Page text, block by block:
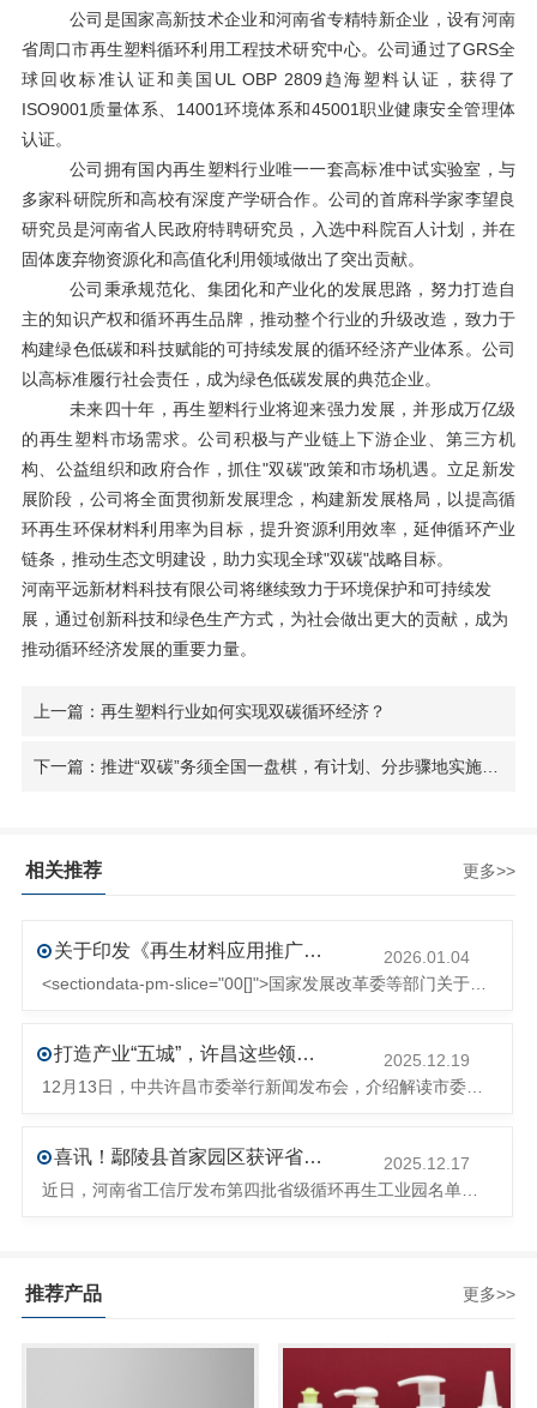
公司是国家高新技术企业和河南省专精特新企业，设有河南
省周口市再生塑料循环利用工程技术研究中心。公司通过了GRS全
球回收标准认证和美国UL OBP 2809趋海塑料认证，获得了
ISO9001质量体系、14001环境体系和45001职业健康安全管理体
认证。
公司拥有国内再生塑料行业唯一一套高标准中试实验室，与
多家科研院所和高校有深度产学研合作。公司的首席科学家李望良
研究员是河南省人民政府特聘研究员，入选中科院百人计划，并在
固体废弃物资源化和高值化利用领域做出了突出贡献。
公司秉承规范化、集团化和产业化的发展思路，努力打造自
主的知识产权和循环再生品牌，推动整个行业的升级改造，致力于
构建绿色低碳和科技赋能的可持续发展的循环经济产业体系。公司
以高标准履行社会责任，成为绿色低碳发展的典范企业。
未来四十年，再生塑料行业将迎来强力发展，并形成万亿级
的再生塑料市场需求。公司积极与产业链上下游企业、第三方机
构、公益组织和政府合作，抓住"双碳"政策和市场机遇。立足新发
展阶段，公司将全面贯彻新发展理念，构建新发展格局，以提高循
环再生环保材料利用率为目标，提升资源利用效率，延伸循环产业
链条，推动生态文明建设，助力实现全球"双碳"战略目标。
河南平远新材料科技有限公司将继续致力于环境保护和可持续发
展，通过创新科技和绿色生产方式，为社会做出更大的贡献，成为
推动循环经济发展的重要力量。
上一篇：再生塑料行业如何实现双碳循环经济？
下一篇：推进“双碳”务须全国一盘棋，有计划、分步骤地实施碳达峰行动
相关推荐 更多>>
关于印发《再生材料应用推广行动方案》的通知(发改环资〔2025〕1681号)
2026.01.04
打造产业“五城”，许昌这些领域将迎来大发展！
2025.12.19
喜讯！鄢陵县首家园区获评省级循环再生工业园
2025.12.17
推荐产品 更多>>